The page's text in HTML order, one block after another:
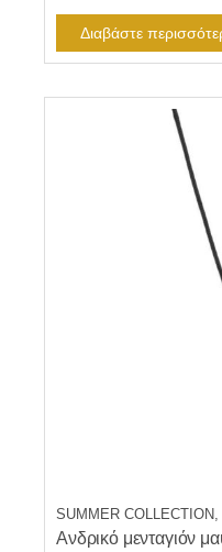
Διαβάστε
SUMMER COLLECTION,
Ανδρικό μενταγιόν